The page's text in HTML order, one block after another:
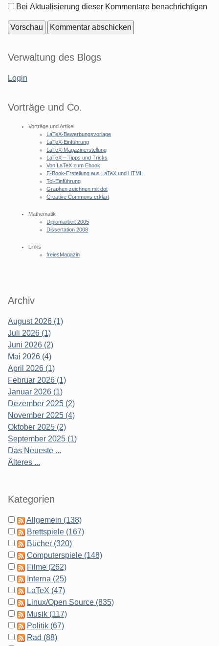
Optionen
Bei Aktualisierung dieser Kommentare benachrichtigen
Seitenleiste
Verwaltung des Blogs
Login
Vorträge und Co.
Vorträge und Artikel
LaTeX-Bewerbungsvorlage
LaTeX-Einführung
LaTeX-Magazinerstellung
LaTeX – Tipps und Tricks
Von LaTeX zum Ebook
E-Book-Erstellung aus LaTeX und HTML
Tcl-Einführung
Graphen zeichnen mit dot
Creative Commons erklärt
Mathematik
Diplomarbeit 2005
Dissertation 2008
Links
freiesMagazin
Archiv
August 2026 (1)
Juli 2026 (1)
Juni 2026 (2)
Mai 2026 (4)
April 2026 (1)
Februar 2026 (1)
Januar 2026 (1)
Dezember 2025 (2)
November 2025 (4)
Oktober 2025 (2)
September 2025 (1)
Das Neueste ...
Älteres ...
Kategorien
Allgemein (138)
Brettspiele (167)
Bücher (320)
Computerspiele (148)
Filme (262)
Interna (25)
LaTeX (47)
Linux/Open Source (835)
Musik (117)
Politik (67)
Rad (88)